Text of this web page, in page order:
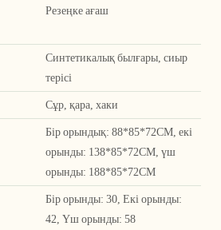
Резеңке ағаш
Синтетикалық былғары, сиыр
терісі
Сұр, қара, хаки
Бір орындық: 88*85*72CM, екі
орынды: 138*85*72CM, үш
орынды: 188*85*72CM
Бір орынды: 30, Екі орынды:
42, Үш орынды: 58